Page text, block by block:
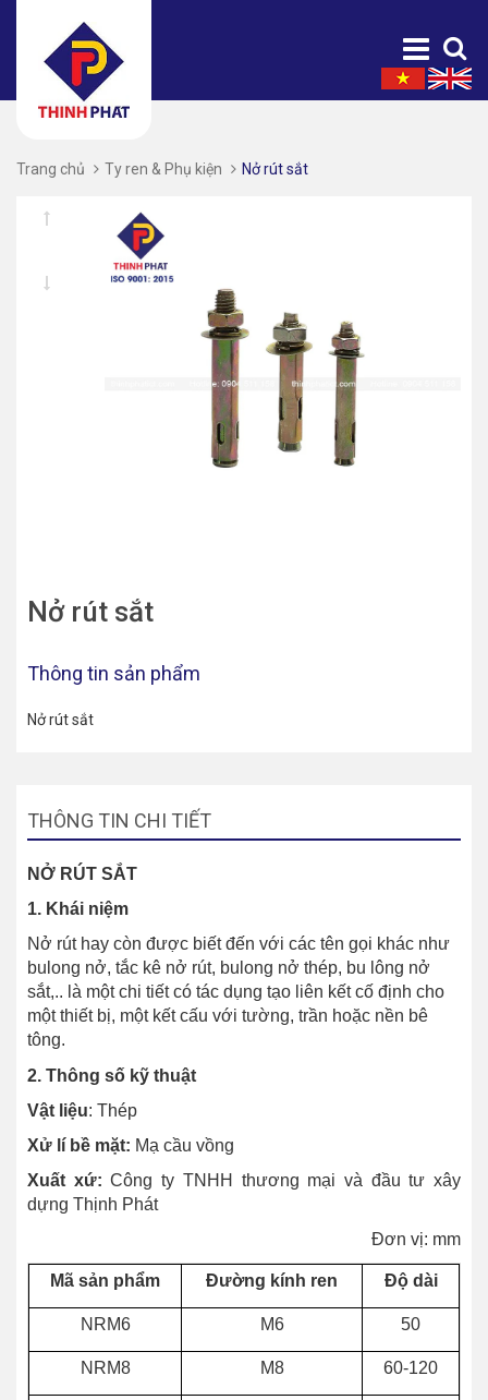
Trang chủ Ty ren & Phụ kiện Nở rút sắt
Nở rút sắt
Thông tin sản phẩm
Nở rút sắt
THÔNG TIN CHI TIẾT
NỞ RÚT SẮT
1. Khái niệm
Nở rút hay còn được biết đến với các tên gọi khác như
bulong nở, tắc kê nở rút, bulong nở thép, bu lông nở
sắt,.. là một chi tiết có tác dụng tạo liên kết cố định cho
một thiết bị, một kết cấu với tường, trần hoặc nền bê
tông.
2. Thông số kỹ thuật
Vật liệu: Thép
Xử lí bề mặt: Mạ cầu vồng
Xuất xứ: Công ty TNHH thương mại và đầu tư xây
dựng Thịnh Phát
Đơn vị: mm
Mã sản phẩm Đường kính ren Độ dài
NRM6 M6 50
NRM8 M8 60-120